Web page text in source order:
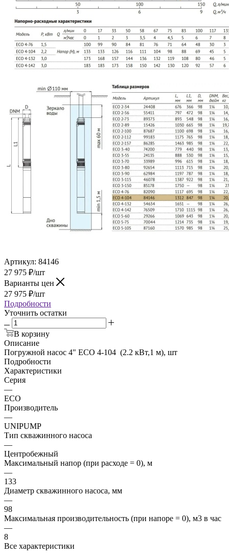
Артикул: 84146
27 975 ₽/шт
Варианты цен
27 975 ₽/шт
Подробности
Уточнить остатки
В корзину
Описание
Погружной насос 4" ECO 4-104 (2.2 кВт,1 м), шт
Подробности
Характеристики
Серия
—
ECO
Производитель
—
UNIPUMP
Тип скважинного насоса
—
Центробежный
Максимальный напор (при расходе = 0), м
—
133
Диаметр скважинного насоса, мм
—
98
Максимальная производительность (при напоре = 0), м3 в час
—
8
Все характеристики